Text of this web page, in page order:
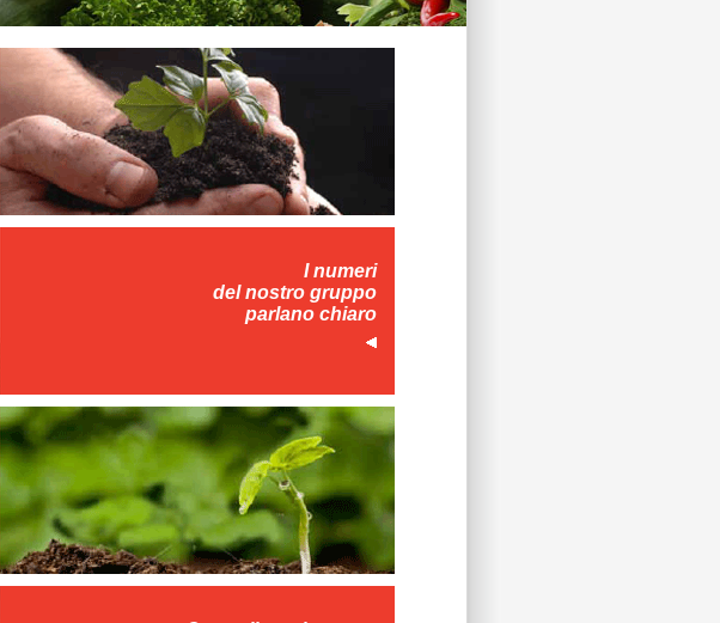
I numeri
del nostro gruppo
parlano chiaro